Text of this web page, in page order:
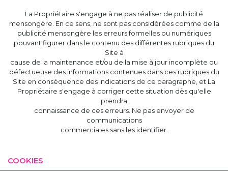
La Propriétaire s'engage à ne pas réaliser de publicité
mensongère. En ce sens, ne sont pas considérées comme de la
publicité mensongère les erreurs formelles ou numériques
pouvant figurer dans le contenu des différentes rubriques du
Site à
cause de la maintenance et/ou de la mise à jour incomplète ou
défectueuse des informations contenues dans ces rubriques du
Site en conséquence des indications de ce paragraphe, et La
Propriétaire s'engage à corriger cette situation dès qu'elle
prendra
connaissance de ces erreurs. Ne pas envoyer de
communications
commerciales sans les identifier.
COOKIES